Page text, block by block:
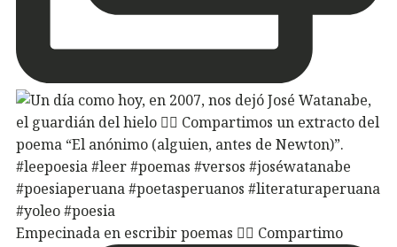
Empecinada en escribir poemas ✍🏽 Compartimo